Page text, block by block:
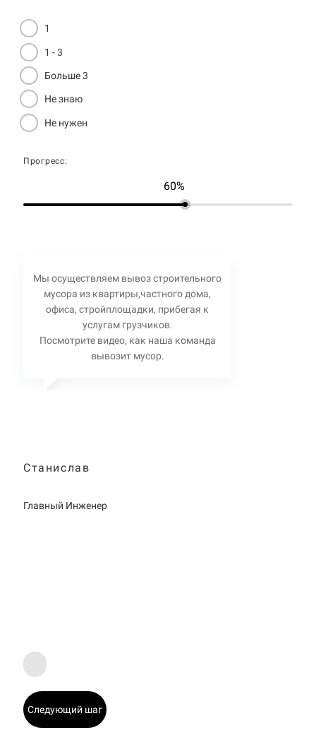
1
1 - 3
Больше 3
Не знаю
Не нужен
Прогресс:
60%
Мы осуществляем вывоз строительного
мусора из квартиры,частного дома,
офиса, стройплощадки, прибегая к
услугам грузчиков.
Посмотрите видео, как наша команда
вывозит мусор.
Станислав
Главный Инженер
Следующий шаг